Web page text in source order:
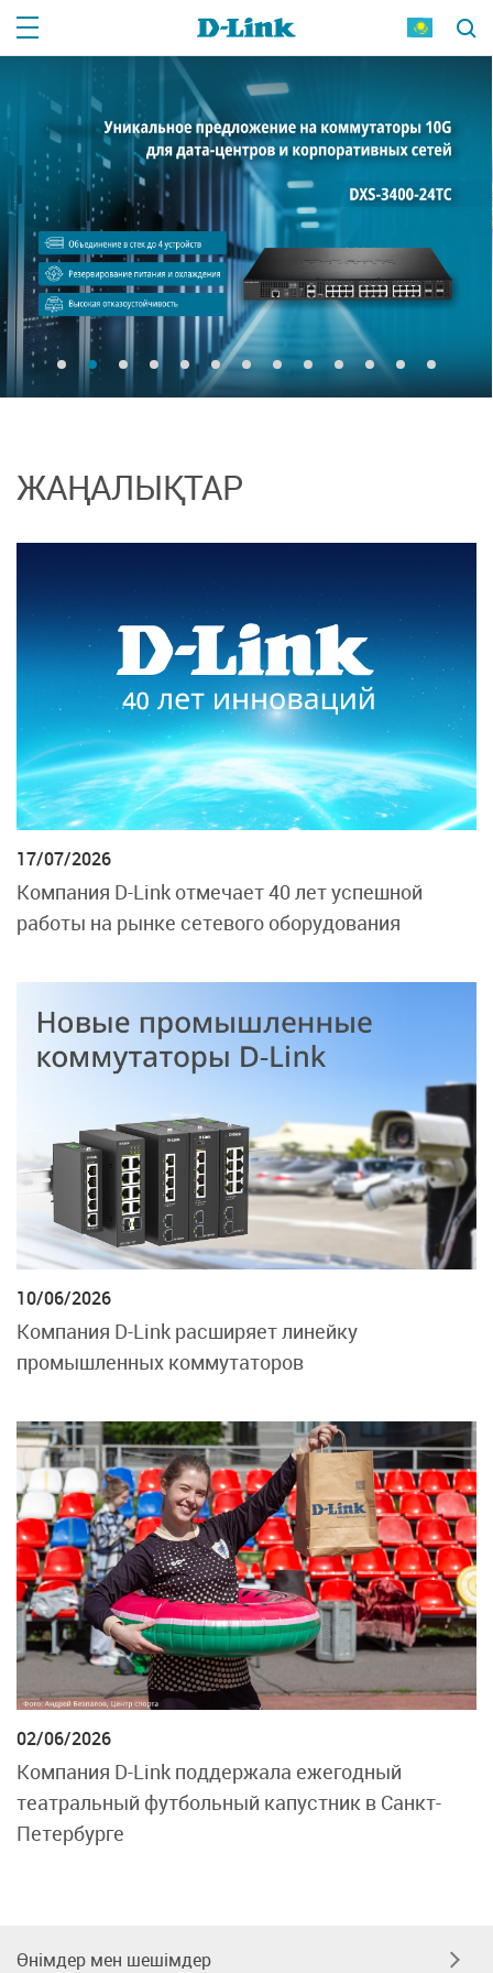
ЖАҢАЛЫҚТАР
17/07/2026
Компания D-Link отмечает 40 лет успешной
работы на рынке сетевого оборудования
10/06/2026
Компания D-Link расширяет линейку
промышленных коммутаторов
02/06/2026
Компания D-Link поддержала ежегодный
театральный футбольный капустник в Санкт-
Петербурге
Өнімдер мен шешімдер